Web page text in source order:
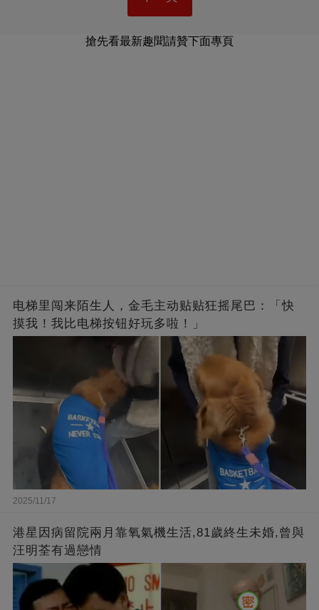
搶先看最新趣聞請贊下面專頁
电梯里闯来陌生人，金毛主动贴贴狂摇尾巴：「快
摸我！我比电梯按钮好玩多啦！」
2025/11/17
港星因病留院兩月靠氧氣機生活,81歲終生未婚,曾與
汪明荃有過戀情